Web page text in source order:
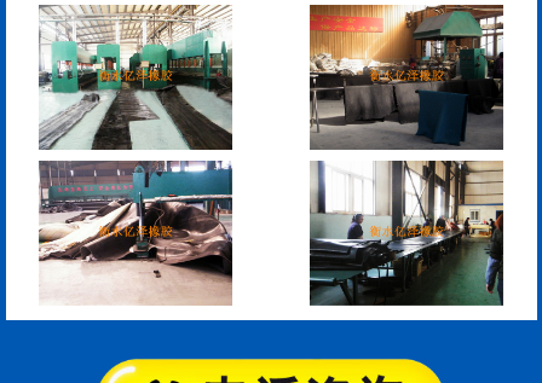
模数式160、240、320伸
缩缝
SF梳型伸缩缝
L型桥梁伸缩缝 Z型桥梁伸缩缝